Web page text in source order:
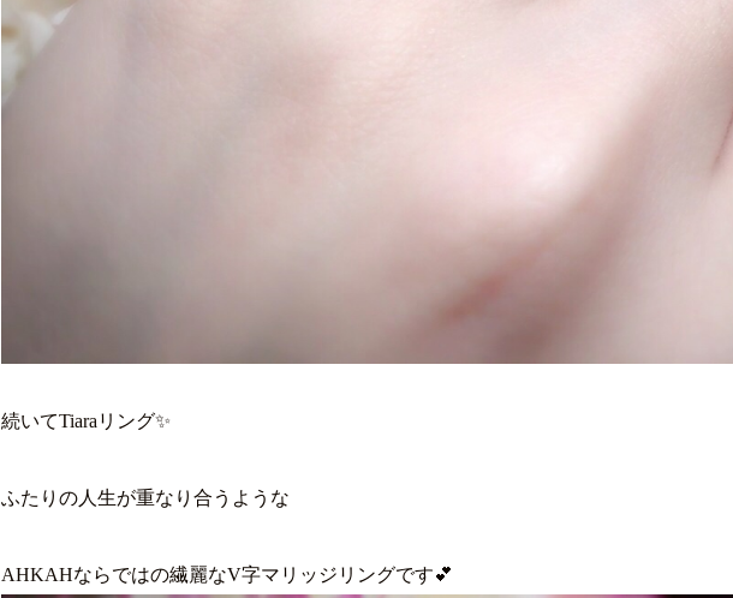
続いてTiaraリング✨
ふたりの人生が重なり合うような
AHKAHならではの繊麗なV字マリッジリングです💕